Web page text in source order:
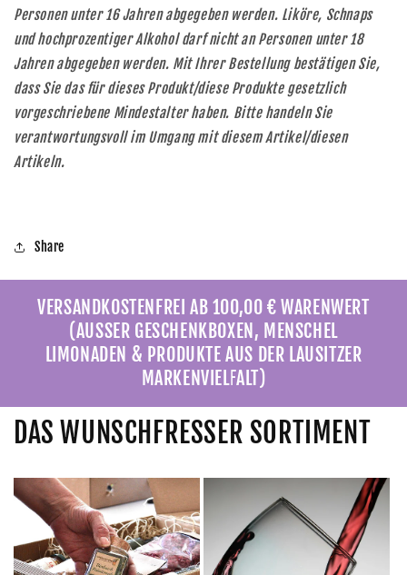
Personen unter 16 Jahren abgegeben werden. Liköre, Schnaps
und hochprozentiger Alkohol darf nicht an Personen unter 18
Jahren abgegeben werden. Mit Ihrer Bestellung bestätigen Sie,
dass Sie das für dieses Produkt/diese Produkte gesetzlich
vorgeschriebene Mindestalter haben. Bitte handeln Sie
verantwortungsvoll im Umgang mit diesem Artikel/diesen
Artikeln.
Share
VERSANDKOSTENFREI AB 100,00 € WARENWERT
(AUSSER GESCHENKBOXEN, MENSCHEL
LIMONADEN & PRODUKTE AUS DER LAUSITZER
MARKENVIELFALT)
DAS WUNSCHFRESSER SORTIMENT